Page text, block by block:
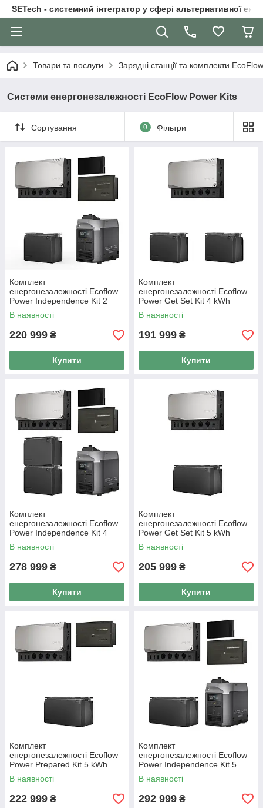
SETech - системний інтегратор у сфері альтернативної
Товари та послуги Зарядні станції та комплекти EcoFlow
Системи енергонезалежності EcoFlow Power Kits
Сортування 0 Фільтри
Комплект
енергонезалежності Ecoflow
Power Independence Kit 2
kWh
В наявності
220 999 ₴
Купити
Комплект
енергонезалежності Ecoflow
Power Get Set Kit 4 kWh
В наявності
191 999 ₴
Купити
Комплект
енергонезалежності Ecoflow
Power Independence Kit 4
kWh
В наявності
278 999 ₴
Купити
Комплект
енергонезалежності Ecoflow
Power Get Set Kit 5 kWh
В наявності
205 999 ₴
Купити
Комплект
енергонезалежності Ecoflow
Power Prepared Kit 5 kWh
В наявності
222 999 ₴
Комплект
енергонезалежності Ecoflow
Power Independence Kit 5
kWh
В наявності
292 999 ₴